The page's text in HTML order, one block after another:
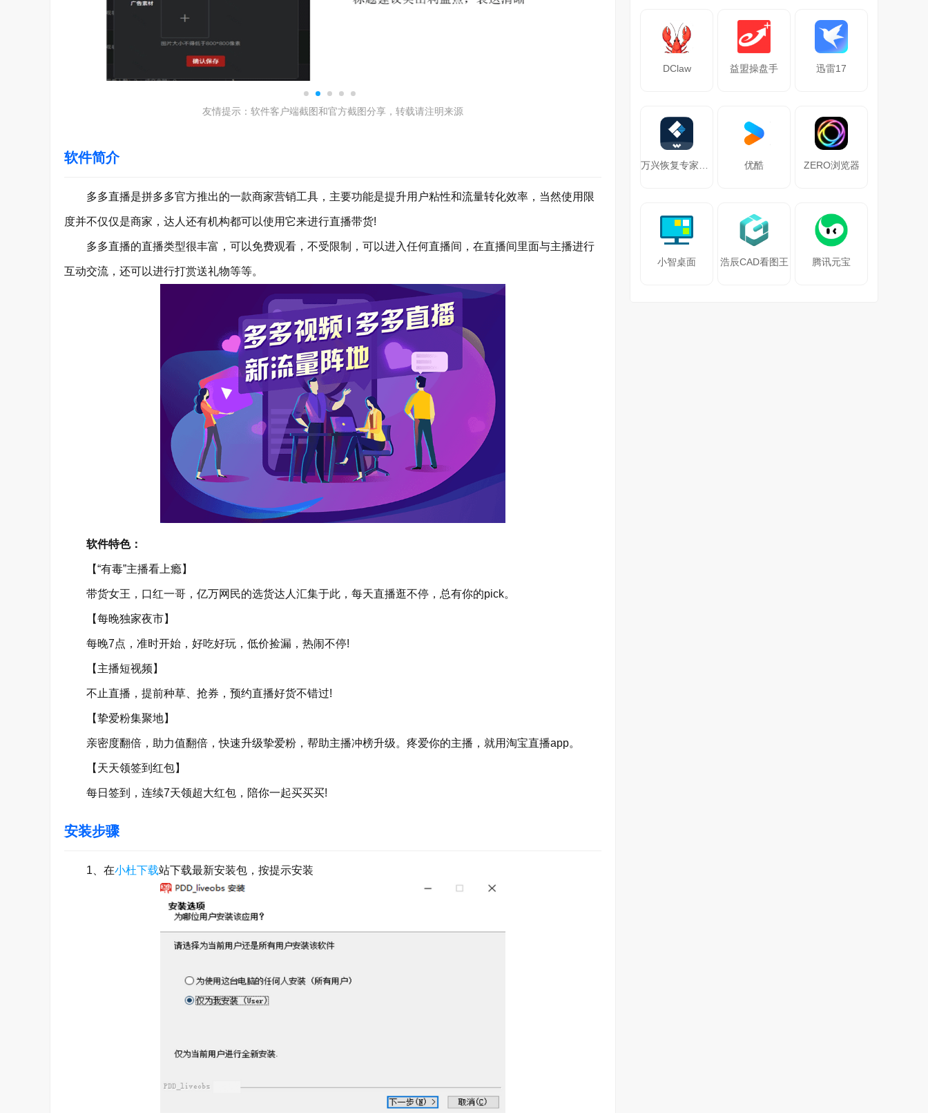
友情提示：软件客户端截图和官方截图分享，转载请注明来源
软件简介
多多直播是拼多多官方推出的一款商家营销工具，主要功能是提升用户粘性和流量转化效率，当然使用限
度并不仅仅是商家，达人还有机构都可以使用它来进行直播带货!
多多直播的直播类型很丰富，可以免费观看，不受限制，可以进入任何直播间，在直播间里面与主播进行
互动交流，还可以进行打赏送礼物等等。
软件特色：
【“有毒”主播看上瘾】
带货女王，口红一哥，亿万网民的选货达人汇集于此，每天直播逛不停，总有你的pick。
【每晚独家夜市】
每晚7点，准时开始，好吃好玩，低价捡漏，热闹不停!
【主播短视频】
不止直播，提前种草、抢券，预约直播好货不错过!
【挚爱粉集聚地】
亲密度翻倍，助力值翻倍，快速升级挚爱粉，帮助主播冲榜升级。疼爱你的主播，就用淘宝直播app。
【天天领签到红包】
每日签到，连续7天领超大红包，陪你一起买买买!
安装步骤
1、在小杜下载站下载最新安装包，按提示安装
DClaw 益盟操盘手 迅雷17
优酷 ZERO浏览器
小智桌面 浩辰CAD看图王 腾讯元宝